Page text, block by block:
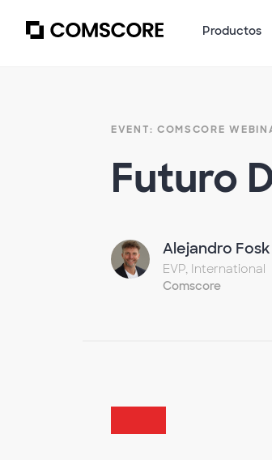
Productos
EVENT: COMSCORE
Futuro
Alejandro Fosk
EVP, International
Comscore